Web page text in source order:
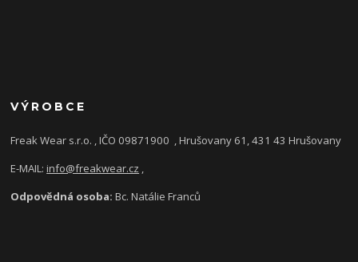
VÝROBCE
Freak Wear s.r.o. , IČO 09871900 , Hrušovany 61, 431 43 Hrušovany
E-MAIL:info@freakwear.cz ,
Odpovědná osoba:Bc. Natálie Franců